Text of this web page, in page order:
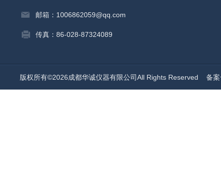
邮箱：1006862059@qq.com
传真：86-028-87324089
版权所有©2026成都华诚仪器有限公司All Rights Reserved 备